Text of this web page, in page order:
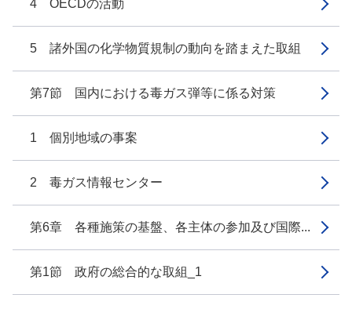
4 OECDの活動
5 諸外国の化学物質規制の動向を踏まえた取組
第7節 国内における毒ガス弾等に係る対策
1 個別地域の事案
2 毒ガス情報センター
第6章 各種施策の基盤、各主体の参加及び国際...
第1節 政府の総合的な取組_1